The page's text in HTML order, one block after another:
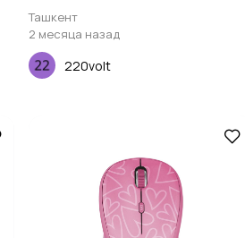
(900х400х3мм), Черный
Ташкент
2 месяца назад
220volt